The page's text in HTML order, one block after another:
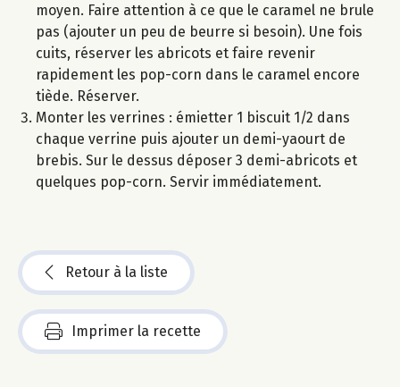
moyen. Faire attention à ce que le caramel ne brule
pas (ajouter un peu de beurre si besoin). Une fois
cuits, réserver les abricots et faire revenir
rapidement les pop-corn dans le caramel encore
tiède. Réserver.
Monter les verrines : émietter 1 biscuit 1/2 dans
chaque verrine puis ajouter un demi-yaourt de
brebis. Sur le dessus déposer 3 demi-abricots et
quelques pop-corn. Servir immédiatement.
Retour à la liste
Imprimer la recette